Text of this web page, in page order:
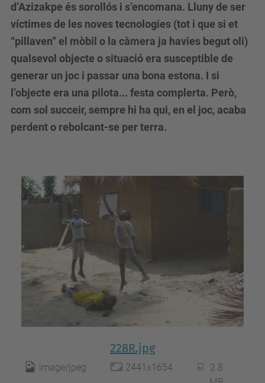
d’Azizakpe és sorollós i s’encomana. Lluny de ser
víctimes de les noves tecnologies (tot i que si et
“pillaven” el mòbil o la càmera ja havies begut oli)
qualsevol objecte o situació era susceptible de
generar un joc i passar una bona estona. I si
l’objecte era una pilota... festa complerta. Però,
com sol succeir, sempre hi ha qui, en el joc, acaba
perdent o rebolcant-se per terra.
228R.jpg
image/jpeg 2441x1654
2.8